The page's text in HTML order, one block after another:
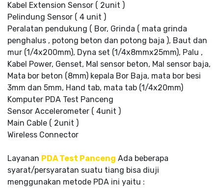
Kabel Extension Sensor ( 2unit )
Pelindung Sensor ( 4 unit )
Peralatan pendukung ( Bor, Grinda ( mata grinda
penghalus , potong beton dan potong baja ), Baut dan
mur (1/4x200mm), Dyna set (1/4x8mmx25mm), Palu ,
Kabel Power, Genset, Mal sensor beton, Mal sensor baja,
Mata bor beton (8mm) kepala Bor Baja, mata bor besi
3mm dan 5mm, Hand tab, mata tab (1/4x20mm)
Komputer PDA Test Panceng
Sensor Accelerometer ( 4unit )
Main Cable ( 2unit )
Wireless Connector
Layanan PDA Test Panceng Ada beberapa
syarat/persyaratan suatu tiang bisa diuji
menggunakan metode PDA ini yaitu :